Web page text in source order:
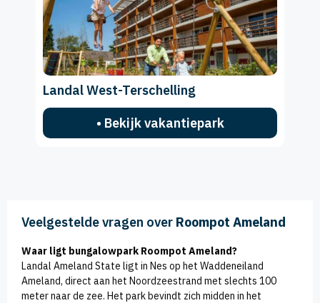
Landal West-Terschelling
• Bekijk vakantiepark
Veelgestelde vragen over Roompot Ameland
Waar ligt bungalowpark Roompot Ameland?
Landal Ameland State ligt in Nes op het Waddeneiland
Ameland, direct aan het Noordzeestrand met slechts 100
meter naar de zee. Het park bevindt zich midden in het